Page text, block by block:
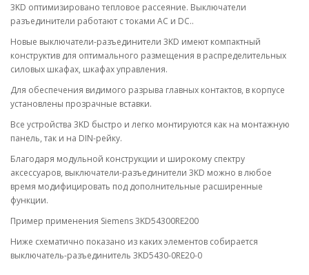
3KD оптимизировано тепловое рассеяние. Выключатели
разъединители работают с токами AC и DC..
Новые выключатели-разъединители 3KD имеют компактный
конструктив для оптимального размещения в распределительных
силовых шкафах, шкафах управления.
Для обеспечения видимого разрыва главных контактов, в корпусе
установлены прозрачные вставки.
Все устройства 3KD быстро и легко монтируются как на монтажную
панель, так и на DIN-рейку.
Благодаря модульной конструкции и широкому спектру
аксессуаров, выключатели-разъединители 3KD можно в любое
время модифицировать под дополнительные расширенные
функции.
Пример применения Siemens 3KD54300RE200
Ниже схематично показано из каких элементов собирается
выключатель-разъединитель 3KD5430-0RE20-0